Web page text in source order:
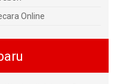
Online